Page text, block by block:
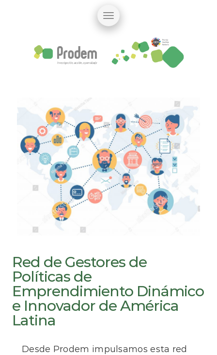
Red de Gestores de
Políticas de
Emprendimiento Dinámico
e Innovador de América
Latina
Desde Prodem impulsamos esta red